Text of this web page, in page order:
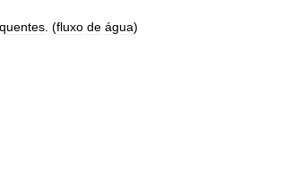
quentes . (fluxo de água)